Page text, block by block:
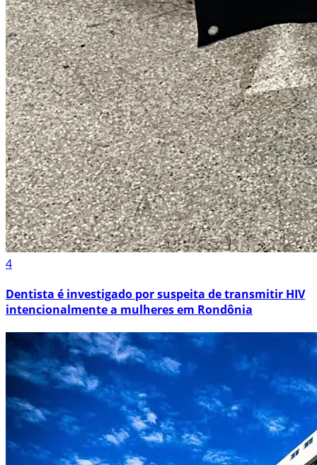
4
Dentista é investigado por suspeita de transmitir HIV
intencionalmente a mulheres em Rondônia